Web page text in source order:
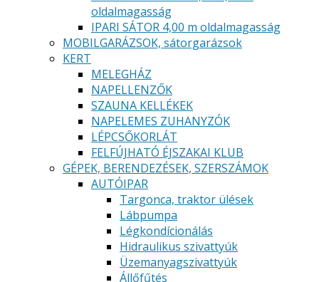
oldalmagasság
IPARI SÁTOR 4,00 m oldalmagasság
MOBILGARÁZSOK, sátorgarázsok
KERT
MELEGHÁZ
NAPELLENZŐK
SZAUNA KELLÉKEK
NAPELEMES ZUHANYZÓK
LÉPCSŐKORLÁT
FELFÚJHATÓ ÉJSZAKAI KLUB
GÉPEK, BERENDEZÉSEK, SZERSZÁMOK
AUTÓIPAR
Targonca, traktor ülések
Lábpumpa
Légkondícionálás
Hidraulikus szivattyúk
Üzemanyagszivattyúk
Állőfűtés